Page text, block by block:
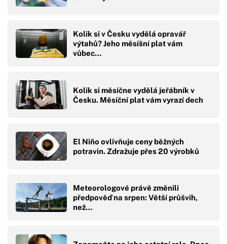
Kolik si v Česku vydělá opravář
výtahů? Jeho měsíšní plat vám
vůbec…
Kolik si měsíčne vydělá jeřábník v
Česku. Měsíční plat vám vyrazí dech
El Niño ovlivňuje ceny běžných
potravin. Zdražuje přes 20 výrobků
Meteorologové právě změnili
předpověď na srpen: Větší průšvih,
než…